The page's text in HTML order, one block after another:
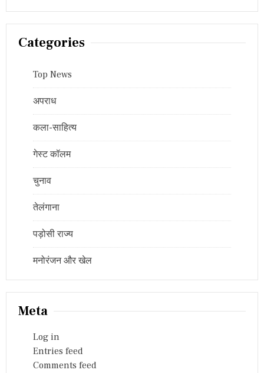
Categories
Top News
अपराध
कला-साहित्य
गेस्ट कॉलम
चुनाव
तेलंगाना
पड़ोसी राज्य
मनोरंजन और खेल
Meta
Log in
Entries feed
Comments feed